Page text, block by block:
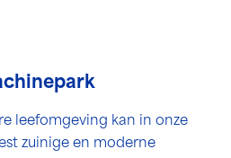
leefomgeving kan in onze
zuinige en moderne